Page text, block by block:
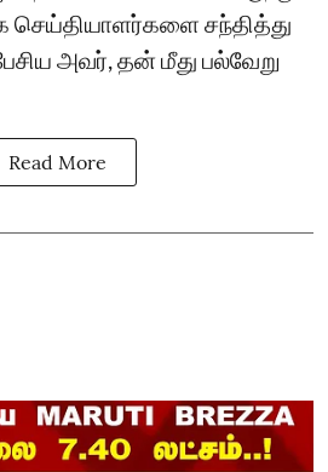
சந்தித்து
அவர், தன் மீது பல்வேறு
Read More